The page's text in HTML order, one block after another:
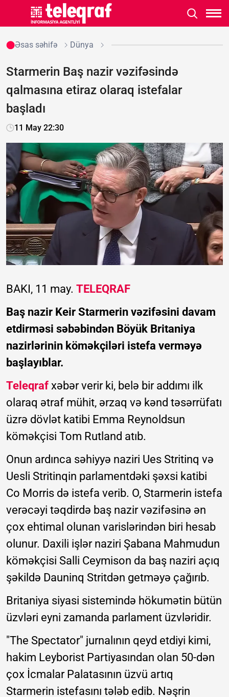
Əsas səhifə Dünya
Starmerin Baş nazir vəzifəsində
qalmasına etiraz olaraq istefalar
başladı
11 May 22:30
BAKI, 11 may. TELEQRAF
Baş nazir Keir Starmerin vəzifəsini davam
etdirməsi səbəbindən Böyük Britaniya
nazirlərinin köməkçiləri istefa verməyə
başlayıblar.
Teleqraf xəbər verir ki, belə bir addımı ilk
olaraq ətraf mühit, ərzaq və kənd təsərrüfatı
üzrə dövlət katibi Emma Reynoldsun
köməkçisi Tom Rutland atıb.
Onun ardınca səhiyyə naziri Ues Stritinq və
Uesli Stritinqin parlamentdəki şəxsi katibi
Co Morris də istefa verib. O, Starmerin istefa
verəcəyi təqdirdə baş nazir vəzifəsinə ən
çox ehtimal olunan varislərindən biri hesab
olunur. Daxili işlər naziri Şabana Mahmudun
köməkçisi Salli Ceymison da baş naziri açıq
şəkildə Dauninq Stritdən getməyə çağırıb.
Britaniya siyasi sistemində hökumətin bütün
üzvləri eyni zamanda parlament üzvləridir.
"The Spectator" jurnalının qeyd etdiyi kimi,
hakim Leyborist Partiyasından olan 50-dən
çox İcmalar Palatasının üzvü artıq
Starmerin istefasını tələb edib. Nəşrin